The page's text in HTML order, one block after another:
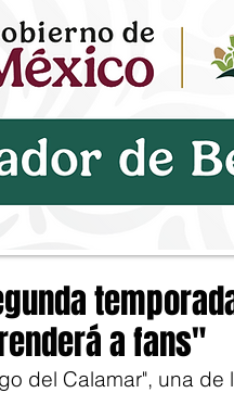
a fans"
del Calamar", una